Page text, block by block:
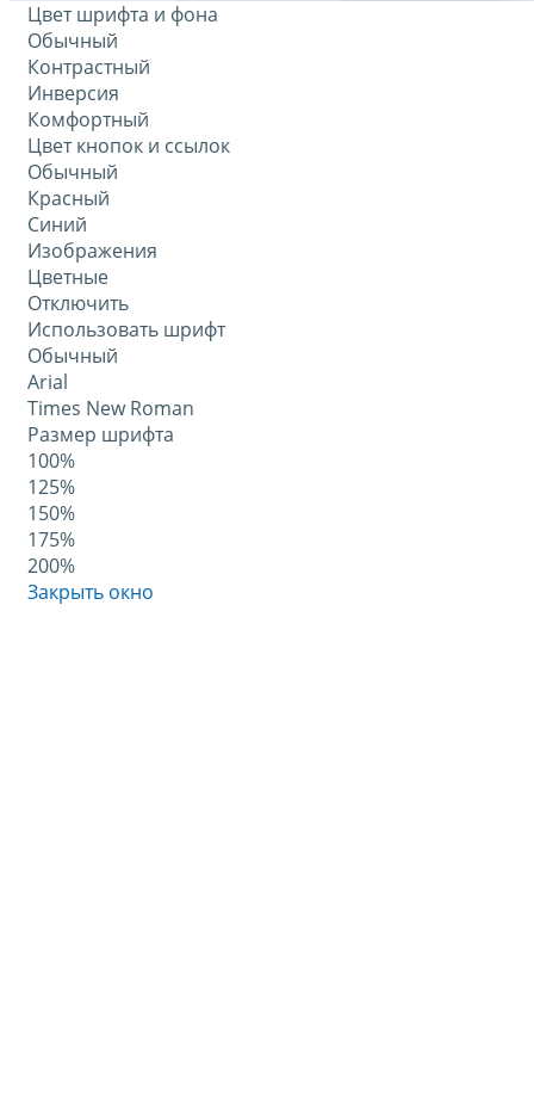
Цвет шрифта и фона
Обычный
Контрастный
Инверсия
Комфортный
Цвет кнопок и ссылок
Обычный
Красный
Синий
Изображения
Цветные
Отключить
Использовать шрифт
Обычный
Arial
Times New Roman
Размер шрифта
100%
125%
150%
175%
200%
Закрыть окно